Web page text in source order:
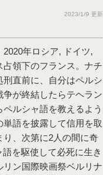
2023/1/9 更新
年ロシア, ドイツ,
領下のフランス。ナチ
直前に、自分はペルシ
が終結したらテヘラン
ルシャ語を教えるよう
語を披露して信用を取
り、次第に2人の間に奇
を駆使して必死に生き
ン国際映画祭ベルリナ